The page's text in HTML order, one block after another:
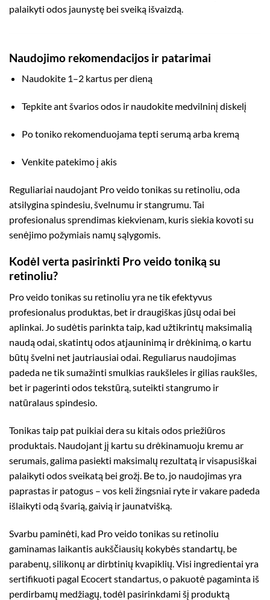
palaikyti odos jaunystę bei sveiką išvaizdą.
Naudojimo rekomendacijos ir patarimai
Naudokite 1–2 kartus per dieną
Tepkite ant švarios odos ir naudokite medvilninį diskelį
Po toniko rekomenduojama tepti serumą arba kremą
Venkite patekimo į akis
Reguliariai naudojant Pro veido tonikas su retinoliu, oda
atsilygina spindesiu, švelnumu ir stangrumu. Tai
profesionalus sprendimas kiekvienam, kuris siekia kovoti su
senėjimo požymiais namų sąlygomis.
Kodėl verta pasirinkti Pro veido toniką su
retinoliu?
Pro veido tonikas su retinoliu yra ne tik efektyvus
profesionalus produktas, bet ir draugiškas jūsų odai bei
aplinkai. Jo sudėtis parinkta taip, kad užtikrintų maksimalią
naudą odai, skatintų odos atjauninimą ir drėkinimą, o kartu
būtų švelni net jautriausiai odai. Reguliarus naudojimas
padeda ne tik sumažinti smulkias raukšleles ir gilias raukšles,
bet ir pagerinti odos tekstūrą, suteikti stangrumo ir
natūralaus spindesio.
Tonikas taip pat puikiai dera su kitais odos priežiūros
produktais. Naudojant jį kartu su drėkinamuoju kremu ar
serumais, galima pasiekti maksimalų rezultatą ir visapusiškai
palaikyti odos sveikatą bei grožį. Be to, jo naudojimas yra
paprastas ir patogus – vos keli žingsniai ryte ir vakare padeda
išlaikyti odą švarią, gaivią ir jaunatvišką.
Svarbu paminėti, kad Pro veido tonikas su retinoliu
gaminamas laikantis aukščiausių kokybės standartų, be
parabenų, silikonų ar dirbtinių kvapiklių. Visi ingredientai yra
sertifikuoti pagal Ecocertstandartus, o pakuotė pagaminta iš
perdirbamų medžiagų, todėl pasirinkdami šį produktą